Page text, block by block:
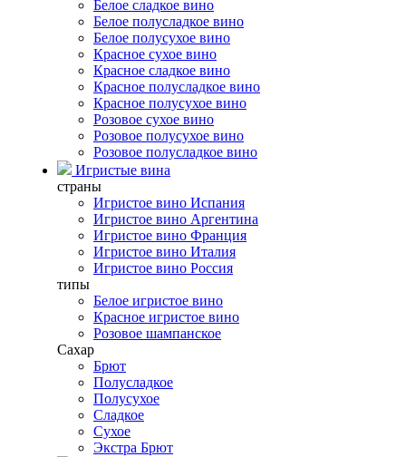
Белое сладкое вино
Белое полусладкое вино
Белое полусухое вино
Красное сухое вино
Красное сладкое вино
Красное полусладкое вино
Красное полусухое вино
Розовое сухое вино
Розовое полусухое вино
Розовое полусладкое вино
Игристые вина
страны
Игристое вино Испания
Игристое вино Аргентина
Игристое вино Франция
Игристое вино Италия
Игристое вино Россия
типы
Белое игристое вино
Красное игристое вино
Розовое шампанское
Сахар
Брют
Полусладкое
Полусухое
Сладкое
Сухое
Экстра Брют